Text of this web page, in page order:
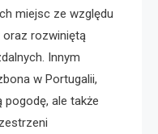
miejsc ze względu
oraz rozwiniętą
Innym
w Portugalii,
ale także